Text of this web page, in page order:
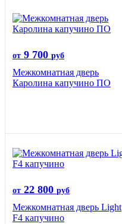
от 9 700 руб
Межкомнатная дверь
Каролина капучино ПО
от 22 800 руб
Межкомнатная дверь Light
F4 капучино